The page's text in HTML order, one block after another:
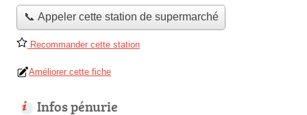
📞 Appeler cette station de supermarché
Recommander cette station
Améliorer cette fiche
Infos pénurie